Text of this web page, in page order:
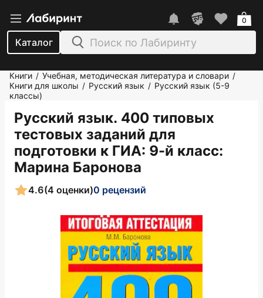
Каталог
0
Книги / Учебная, методическая литература и словари /
Книги для школы / Русский язык / Русский язык (5-9
классы)
Русский язык. 400 типовых
тестовых заданий для
подготовки к ГИА: 9-й класс:
Марина Баронова
4.6(4 оценки)0 рецензий